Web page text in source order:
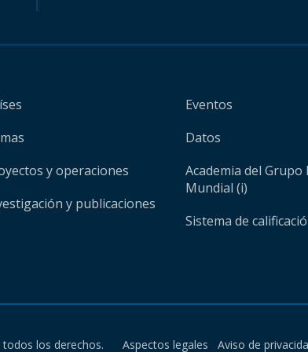
y operaciones
y publicaciones
Eventos
Datos
Academia del Grupo
Mundial (i)
Sistema de
los derechos. Aspectos legales Aviso de